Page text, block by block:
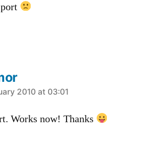
2010 at 03:01
Works now! Thanks